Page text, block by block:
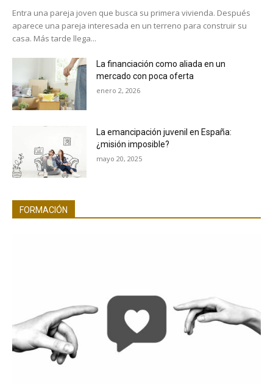
Entra una pareja joven que busca su primera vivienda. Después
aparece una pareja interesada en un terreno para construir su
casa. Más tarde llega...
La financiación como aliada en un
mercado con poca oferta
enero 2, 2026
La emancipación juvenil en España:
¿misión imposible?
mayo 20, 2025
FORMACIÓN